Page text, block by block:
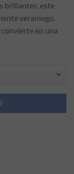
brillantes, este
veraniego.
en una